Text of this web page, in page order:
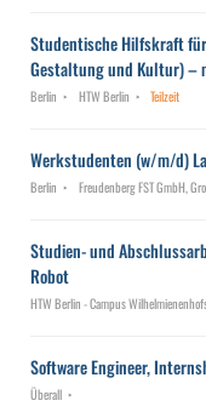
Studentische Hilfskraft
Gestaltung und Kultur) –
Berlin HTW Berlin Teilzeit
Werkstudenten (w/m/d)
Berlin Freudenberg FST GmbH,
Studien- und
Robot
HTW Berlin - Campus
Software Engineer,
Überall